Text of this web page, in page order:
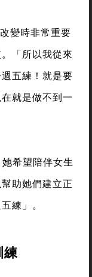
變時非常重要
「所以我從來
五練！就是要
就是做不到一
希望陪伴女生
助她們建立正
練」。
練